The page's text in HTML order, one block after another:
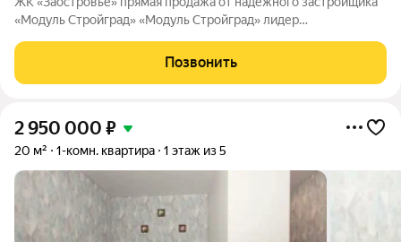
«Мoдуль Стpoйгpaд» «Модуль Стройград» лидер
самых надёжных компаний России (ЕРЗ). Создаём уютные
пространства для тысяч семей. ЖК
Позвонить
2 950 000 ₽
20 м² 1-комн. квартира 1 этаж из 5